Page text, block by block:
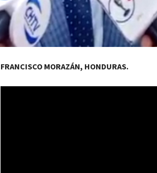
FRANCISCO MORAZÁN, HONDURAS.